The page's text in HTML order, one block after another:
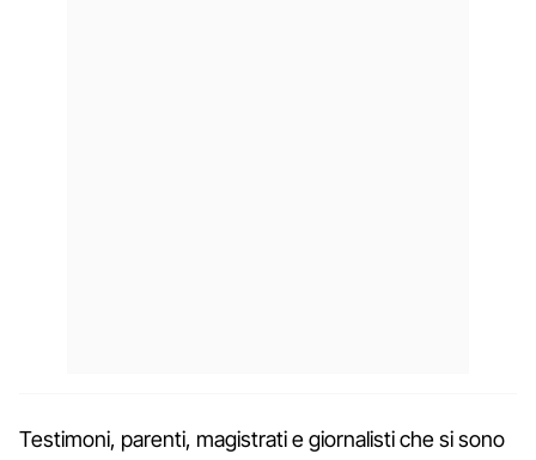
Testimoni, parenti, magistrati e giornalisti che si sono